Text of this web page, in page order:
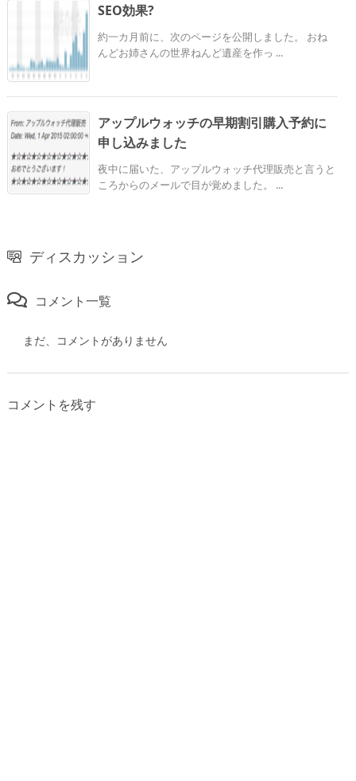
SEO効果?
約一カ月前に、次のページを公開しました。 おね
んどお姉さんの世界ねんど遺産を作っ ...
アップルウォッチの早期割引購入予約に
申し込みました
夜中に届いた、アップルウォッチ代理販売と言うと
ころからのメールで目が覚めました。 ...
ディスカッション
コメント一覧
まだ、コメントがありません
コメントを残す